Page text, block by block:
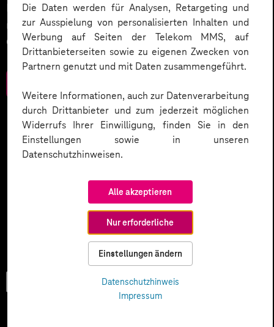
Die Daten werden für Analysen, Retargeting und
zur Ausspielung von personalisierten Inhalten und
Werbung auf Seiten der Telekom MMS, auf
Drittanbieterseiten sowie zu eigenen Zwecken von
Partnern genutzt und mit Daten zusammengeführt.
Weitere Informationen, auch zur Datenverarbeitung
durch Drittanbieter und zum jederzeit möglichen
Widerrufs Ihrer Einwilligung, finden Sie in den
Einstellungen sowie in unseren
Datenschutzhinweisen.
Alle akzeptieren
Nur erforderliche
Einstellungen ändern
Datenschutzhinweis
Impressum
Der Markt ändert sich ständig. Wie können Sie da
mithalten? Hyperautomation beschleunigt
Geschäftsabläufe und gibt Ihnen eine Chance.